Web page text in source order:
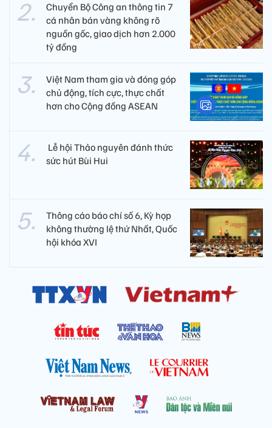
Chuyển Bộ Công an thông tin 7
cá nhân bán vàng không rõ
nguồn gốc, giao dịch hơn 2.000
tỷ đồng
Việt Nam tham gia và đóng góp
chủ động, tích cực, thực chất
hơn cho Cộng đồng ASEAN
​ Lễ hội Thảo nguyên đánh thức
sức hút Bùi Hui
Thông cáo báo chí số 6, Kỳ họp
không thường lệ thứ Nhất, Quốc
hội khóa XVI